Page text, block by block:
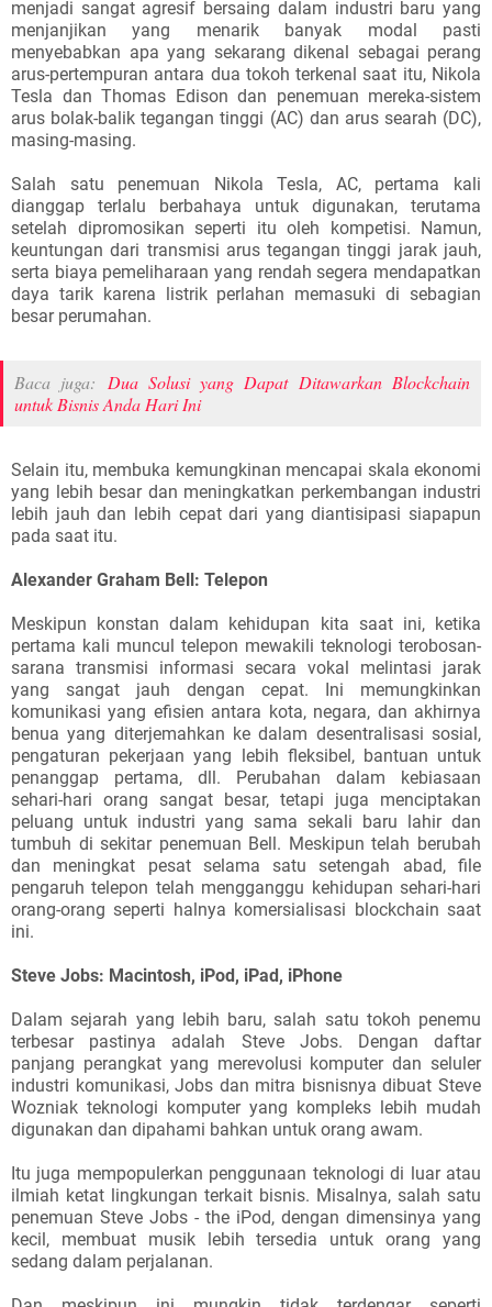
menjadi sangat agresif bersaing dalam industri baru yang
menjanjikan yang menarik banyak modal pasti
menyebabkan apa yang sekarang dikenal sebagai perang
arus-pertempuran antara dua tokoh terkenal saat itu, Nikola
Tesla dan Thomas Edison dan penemuan mereka-sistem
arus bolak-balik tegangan tinggi (AC) dan arus searah (DC),
masing-masing.
Salah satu penemuan Nikola Tesla, AC, pertama kali
dianggap terlalu berbahaya untuk digunakan, terutama
setelah dipromosikan seperti itu oleh kompetisi. Namun,
keuntungan dari transmisi arus tegangan tinggi jarak jauh,
serta biaya pemeliharaan yang rendah segera mendapatkan
daya tarik karena listrik perlahan memasuki di sebagian
besar perumahan.
Baca juga: Dua Solusi yang Dapat Ditawarkan Blockchain
untuk Bisnis Anda Hari Ini
Selain itu, membuka kemungkinan mencapai skala ekonomi
yang lebih besar dan meningkatkan perkembangan industri
lebih jauh dan lebih cepat dari yang diantisipasi siapapun
pada saat itu.
Alexander Graham Bell: Telepon
Meskipun konstan dalam kehidupan kita saat ini, ketika
pertama kali muncul telepon mewakili teknologi terobosan-
sarana transmisi informasi secara vokal melintasi jarak
yang sangat jauh dengan cepat. Ini memungkinkan
komunikasi yang efisien antara kota, negara, dan akhirnya
benua yang diterjemahkan ke dalam desentralisasi sosial,
pengaturan pekerjaan yang lebih fleksibel, bantuan untuk
penanggap pertama, dll. Perubahan dalam kebiasaan
sehari-hari orang sangat besar, tetapi juga menciptakan
peluang untuk industri yang sama sekali baru lahir dan
tumbuh di sekitar penemuan Bell. Meskipun telah berubah
dan meningkat pesat selama satu setengah abad, file
pengaruh telepon telah mengganggu kehidupan sehari-hari
orang-orang seperti halnya komersialisasi blockchain saat
ini.
Steve Jobs: Macintosh, iPod, iPad, iPhone
Dalam sejarah yang lebih baru, salah satu tokoh penemu
terbesar pastinya adalah Steve Jobs. Dengan daftar
panjang perangkat yang merevolusi komputer dan seluler
industri komunikasi, Jobs dan mitra bisnisnya dibuat Steve
Wozniak teknologi komputer yang kompleks lebih mudah
digunakan dan dipahami bahkan untuk orang awam.
Itu juga mempopulerkan penggunaan teknologi di luar atau
ilmiah ketat lingkungan terkait bisnis. Misalnya, salah satu
penemuan Steve Jobs - the iPod, dengan dimensinya yang
kecil, membuat musik lebih tersedia untuk orang yang
sedang dalam perjalanan.